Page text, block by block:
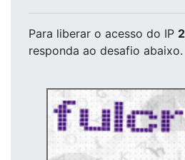
Para liberar o acesso do IP
responda ao desafio abaixo.